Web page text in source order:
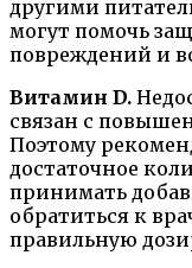
другими
могут помочь
повреждений и
Витамин D.
связан с
Поэтому
достаточное
принимать
обратиться к
правильную